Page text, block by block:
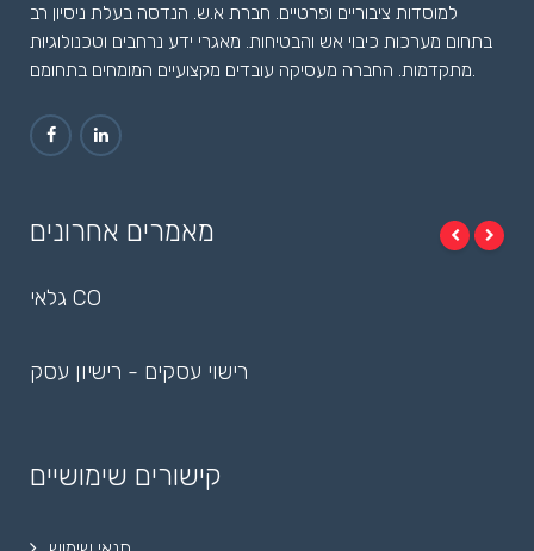
למוסדות ציבוריים ופרטיים. חברת א.ש. הנדסה בעלת ניסיון רב
בתחום מערכות כיבוי אש והבטיחות. מאגרי ידע נרחבים וטכנולוגיות
מתקדמות. החברה מעסיקה עובדים מקצועיים המומחים בתחומם.
מאמרים אחרונים
גלאי CO
רישוי עסקים - רישיון עסק
קישורים שימושיים